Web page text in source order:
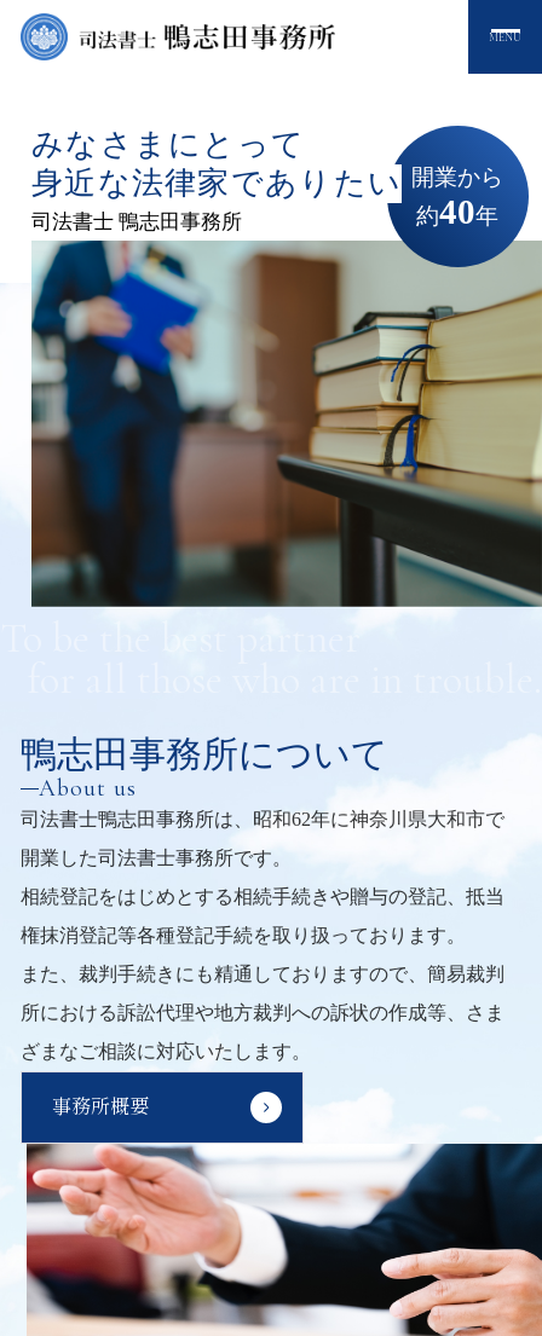
MENU
みなさまにとって
身近な法律家でありたい
司法書士 鴨志田事務所
開業から
約40年
鴨志田事務所について
About us
司法書士鴨志田事務所は、 昭和62年に神奈川県大和市で
開業した司法書士事務所です。
相続登記をはじめとする相続手続きや贈与の登記、抵当
権抹消登記等各種登記手続を取り扱っております。
また、裁判手続きにも精通しておりますので、簡易裁判
所における訴訟代理や地方裁判への訴状の作成等、 さま
ざまなご相談に対応いたします。
事務所概要